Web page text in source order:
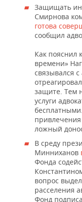
КОМУ
ТОРГОВЫЕ
ТАТАРСТАНА
БЮДЖЕТ
ИНВЕСТИЦИИ
НЕФТЕХИМИЯ
НЕФТЬ
ЭНЕРГЕТИКА
НОВОСТИ АВТО
БИЗНЕС
НОВОСТИ
РОЗНИЧНАЯ
ТРАНСПОРТ
УСЛУГИ
ТЕХНОЛОГИИ
НОВОСТИ
МЕДИА
МЕРОПРИЯТИЯ
НОВОСТИ
ВЫЕЗДНАЯ
БИЗНЕС-БРАНЧИ
ONLINE-
ОТКРЫТАЯ
СПОРТ
НОВОСТИ
ФУТБОЛ
ХОККЕЙ
БАСКЕТБОЛ
ВОЛЕЙБОЛ
ОБЩЕСТВО
НОВОСТИ
ВЛАСТЬ
ИСТОРИЯ
ФОТОГАЛЕРЕЯ
СЮЖЕТЫ
СПРАВОЧНИК
СПИСОК ПЕРСОН
ПОЛНАЯ ВЕРСИЯ
Защищать
Смирнова
готова
сообщил
Как пояснил
времени»
связывался
защите. Тем
услуги
привлечения
ложный
В среду
Минниханов
Фонда
вопрос
расселения
Фонд